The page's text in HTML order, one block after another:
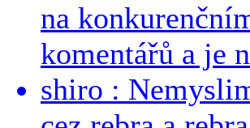
na
komentářů a je
shiro :